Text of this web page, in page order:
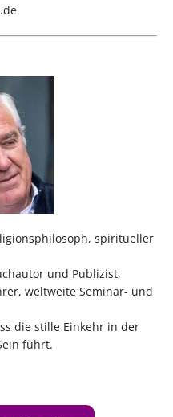
spiritueller
und Publizist,
weltweite Seminar- und
die stille Einkehr in der
führt.